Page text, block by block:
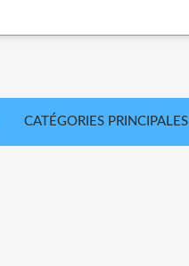
CATÉGORIES PRINCIPALES